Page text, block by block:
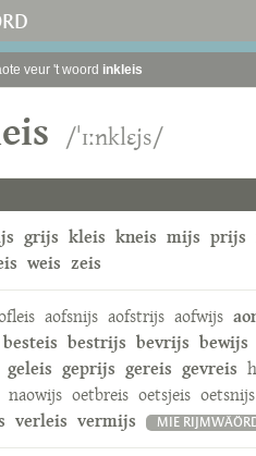
veur 't woord inkleis
/ˈɪːnklɛjs/
grijs kleis kneis mijs prijs
weis zeis
aofsnijs aofstrijs aofwijs
besteis bestrijs bevrijs bewijs
geleis geprijs gereis gevreis
naowijs oetbreis oetsjeis oetsnijs
verleis vermijs MIE